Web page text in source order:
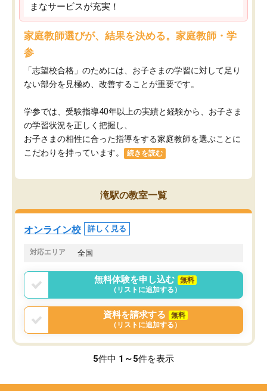
まなサービスが充実！
家庭教師選びが、結果を決める。家庭教師・学
参
「志望校合格」のためには、お子さまの学習に対して足り
ない部分を見極め、改善することが重要です。
学参では、受験指導40年以上の実績と経験から、お子さま
の学習状況を正しく把握し、
お子さまの相性に合った指導をする家庭教師を選ぶことに
こだわりを持っています。
続きを読む
滝駅の教室一覧
オンライン校 詳しく見る
対応エリア 全国
無料体験を申し込む
無料
（リストに追加する）
資料を請求する
無料
（リストに追加する）
5件中 1～5件を表示